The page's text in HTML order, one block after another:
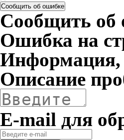
Сообщить об ошибке
Сообщить об
Ошибка на
Информация,
Описание
E-mail для